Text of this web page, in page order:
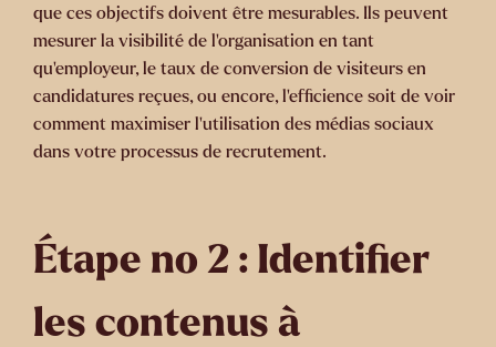
que ces objectifs doivent être mesurables. Ils peuvent
mesurer la visibilité de l’organisation en tant
qu’employeur, le taux de conversion de visiteurs en
candidatures reçues, ou encore, l’efficience soit de voir
comment maximiser l’utilisation des médias sociaux
dans votre processus de recrutement.
Étape no 2 : Identifier
les contenus à